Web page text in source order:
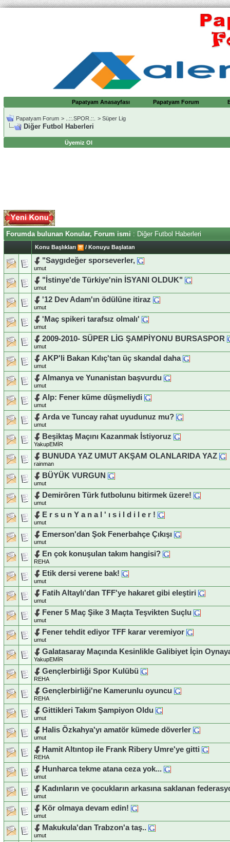
Papatyam Anasayfası Papatyam Forum
Papatyam Forum > ..::.SPOR.::. > Süper Lig
Diğer Futbol Haberleri
Üyemiz Ol
Forumda bulunan Konular, Forum ismi : Diğer Futbol Haberleri
Konu Başlıkları / Konuyu Başlatan
"Saygıdeğer sporseverler,
umut
"İstinye'de Türkiye'nin İSYANI OLDUK"
umut
'12 Dev Adam'ın ödülüne itiraz
umut
'Maç spikeri tarafsız olmalı'
umut
2009-2010- SÜPER LİG ŞAMPİYONU BURSASPOR
umut
AKP'li Bakan Kılıç'tan üç skandal daha
umut
Almanya ve Yunanistan başvurdu
umut
Alp: Fener küme düşmeliydi
umut
Arda ve Tuncay rahat uyudunuz mu?
umut
Beşiktaş Maçını Kazanmak İstiyoruz
YakupEMİR
BUNUDA YAZ UMUT AKŞAM OLANLARIDA YAZ
rainman
BÜYÜK VURGUN
umut
Demirören Türk futbolunu bitirmek üzere!
umut
E r s u n Y a n a l ' ı s i l d i l e r !
umut
Emerson'dan Şok Fenerbahçe Çıkışı
umut
En çok konuşulan takım hangisi?
REHA
Etik dersi verene bak!
umut
Fatih Altaylı'dan TFF'ye hakaret gibi eleştiri
umut
Fener 5 Maç Şike 3 Maçta Teşvikten Suçlu
umut
Fener tehdit ediyor TFF karar veremiyor
umut
Galatasaray Maçında Kesinlikle Galibiyet İçin
YakupEMİR
Gençlerbirliği Spor Kulübü
REHA
Gençlerbirliği'ne Kamerunlu oyuncu
REHA
Gittikleri Takım Şampiyon Oldu
umut
Halis Özkahya'yı amatör kümede döverler
umut
Hamit Altıntop ile Frank Ribery Umre'ye gitti
REHA
Hunharca tekme atana ceza yok...
umut
Kadınların ve çocukların arkasına saklanan
umut
Kör olmaya devam edin!
umut
Makukula'dan Trabzon'a taş..
umut